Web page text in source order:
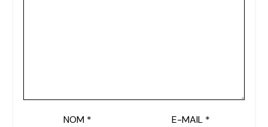
NOM * E-MAIL *